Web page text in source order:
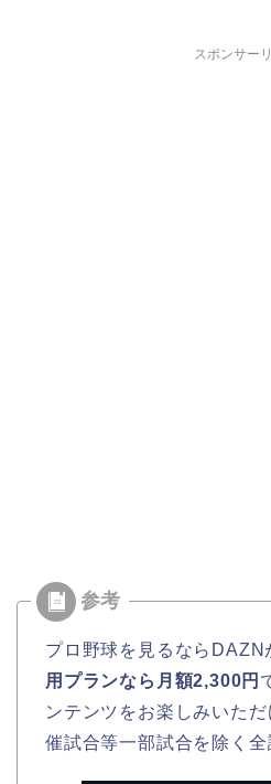
スポンサー
プロ野球を見るならDAZN
用プランなら月額2,300円
ンテンツをお楽しみいた
催試合等一部試合を除く全